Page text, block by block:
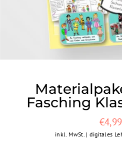
Fasching
Preis
€4,99
inkl. MwSt. | digitales